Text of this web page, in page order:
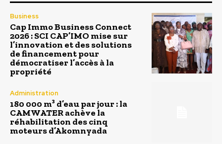
Business
Cap Immo Business Connect
2026 : SCI CAP’IMO mise sur
l’innovation et des solutions
de financement pour
démocratiser l’accès à la
propriété
Administration
180 000 m³ d’eau par jour : la
CAMWATER achève la
réhabilitation des cinq
moteurs d’Akomnyada